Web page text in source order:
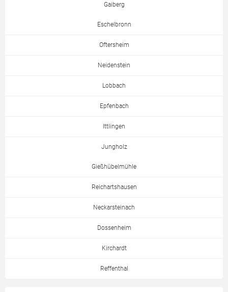
Gaiberg
Eschelbronn
Oftersheim
Neidenstein
Lobbach
Epfenbach
Ittlingen
Jungholz
Gießhübelmühle
Reichartshausen
Neckarsteinach
Dossenheim
Kirchardt
Reffenthal